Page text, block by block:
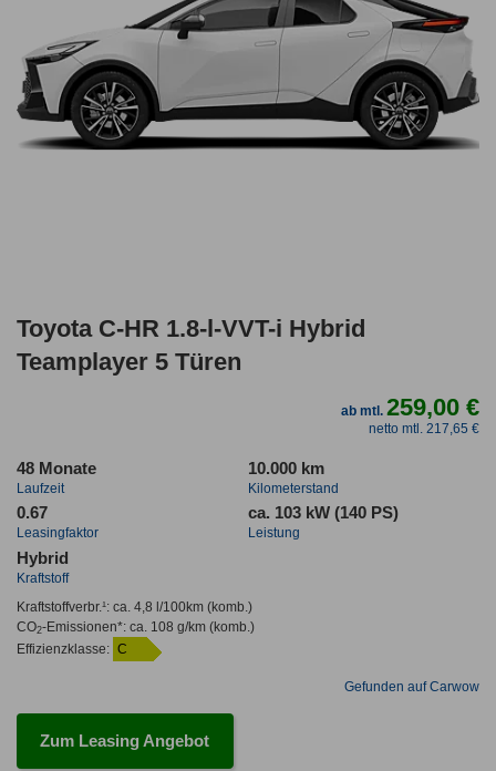
Toyota C-HR 1.8-l-VVT-i Hybrid
Teamplayer 5 Türen
ab mtl.259,00 €
netto mtl. 217,65 €
48 Monate
Laufzeit
10.000 km
Kilometerstand
0.67
Leasingfaktor
ca. 103 kW (140 PS)
Leistung
Hybrid
Kraftstoff
Kraftstoffverbr.¹: ca. 4,8 l/100km(komb.)
CO2-Emissionen*: ca. 108 g/km(komb.)
Effizienzklasse: C
Gefunden auf Carwow
Zum Leasing Angebot